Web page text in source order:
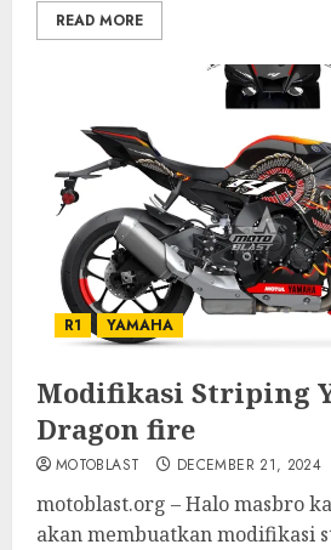
READ MORE
R1 YAMAHA
Modifikasi Striping
Dragon fire
MOTOBLAST DECEMBER 21, 2024
motoblast.org – Halo masbro
akan membuatkan modifikasi